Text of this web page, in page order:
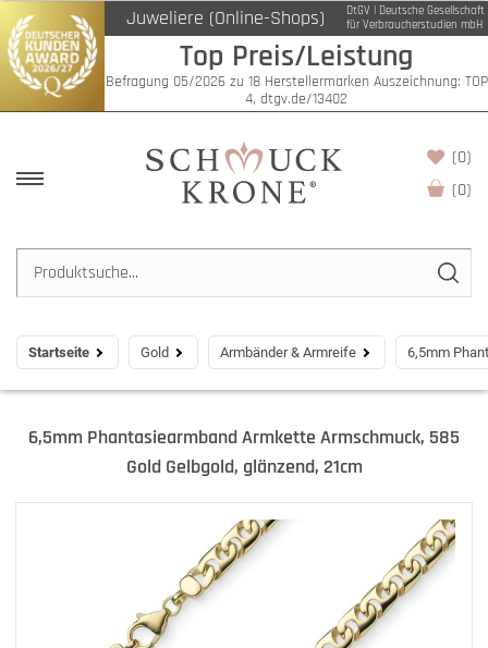
Juweliere (Online-Shops)
DtGV | Deutsche Gesellschaft
für Verbraucherstudien mbH
Top Preis/Leistung
Befragung 05/2026 zu 18 Herstellermarken Auszeichnung: TOP
4, dtgv.de/13402
(0)
(0)
Startseite Gold Armbänder & Armreife 6,5mm
6,5mm Phantasiearmband Armkette Armschmuck, 585
Gold Gelbgold, glänzend, 21cm